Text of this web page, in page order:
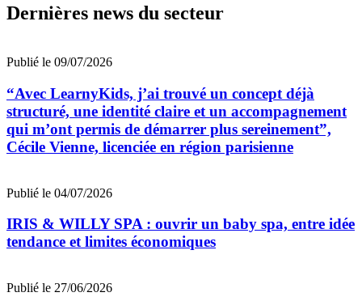
Dernières news du secteur
Publié le 09/07/2026
“Avec LearnyKids, j’ai trouvé un concept déjà
structuré, une identité claire et un accompagnement
qui m’ont permis de démarrer plus sereinement”,
Cécile Vienne, licenciée en région parisienne
Publié le 04/07/2026
IRIS & WILLY SPA : ouvrir un baby spa, entre idée
tendance et limites économiques
Publié le 27/06/2026